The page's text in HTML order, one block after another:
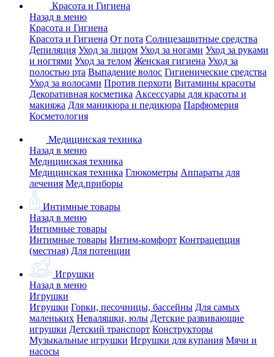
Красота и Гигиена
Назад в меню
Красота и Гигиена
Красота и Гигиена От пота Солнцезащитные средства
Депиляция Уход за лицом Уход за ногами Уход за руками
и ногтями Уход за телом Женская гигиена Уход за
полостью рта Выпадение волос Гигиенические средства
Уход за волосами Против перхоти Витамины красоты
Декоративная косметика Аксессуары для красоты и
макияжа Для маникюра и педикюра Парфюмерия
Косметология
Медицинская техника
Назад в меню
Медицинская техника
Медицинская техника Глюкометры Аппараты для
лечения Мед.приборы
Интимные товары
Назад в меню
Интимные товары
Интимные товары Интим-комфорт Контрацепция
(местная) Для потенции
Игрушки
Назад в меню
Игрушки
Игрушки Горки, песочницы, бассейны Для самых
маленьких Неваляшки, юлы Детские развивающие
игрушки Детский транспорт Конструкторы
Музыкальные игрушки Игрушки для купания Мячи и
насосы